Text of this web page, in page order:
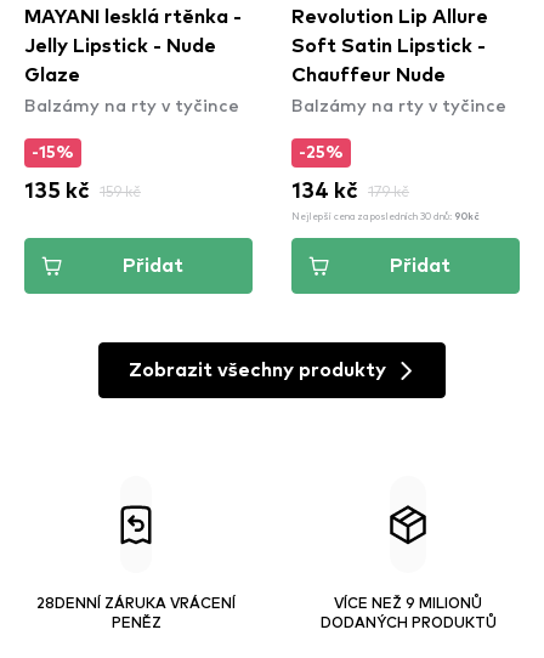
MAYANI lesklá rtěnka -
Jelly Lipstick - Nude
Glaze
Balzámy na rty v tyčince
-15%
135 kč 159 kč
Přidat
Revolution Lip Allure
Soft Satin Lipstick -
Chauffeur Nude
Balzámy na rty v tyčince
-25%
134 kč 179 kč
Nejlepší cena za posledních 30 dnů: 90kč
Přidat
Zobrazit všechny produkty
28DENNÍ ZÁRUKA VRÁCENÍ
PENĚZ
VÍCE NEŽ 9 MILIONŮ
DODANÝCH PRODUKTŮ